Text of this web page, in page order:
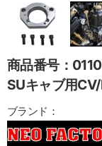
商品番号：
SUキャブ用
ブランド：